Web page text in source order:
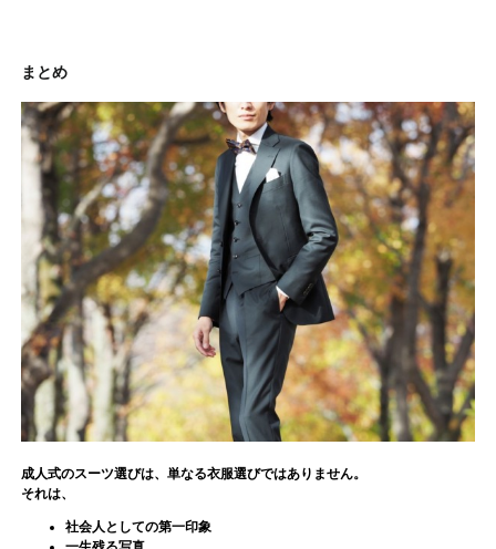
まとめ
成人式のスーツ選びは、単なる衣服選びではありません。
それは、
社会人としての第一印象